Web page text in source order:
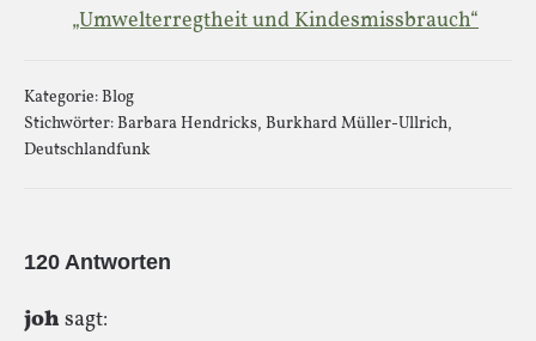
„Umwelterregtheit und Kindesmissbrauch“
Kategorie:Blog
Stichwörter:Barbara Hendricks, Burkhard Müller-Ullrich,
Deutschlandfunk
120 Antworten
joh sagt: